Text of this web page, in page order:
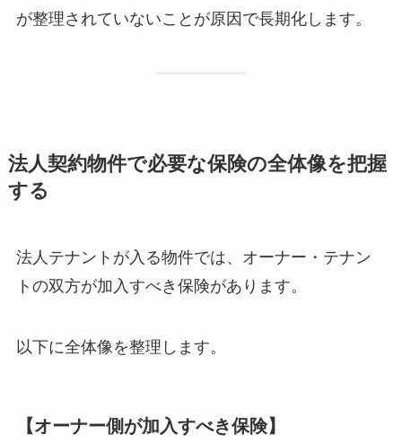
が整理されていないことが原因で長期化します。
法人契約物件で必要な保険の全体像を把握
する
法人テナントが入る物件では、オーナー・テナン
トの双方が加入すべき保険があります。
以下に全体像を整理します。
【オーナー側が加入すべき保険】